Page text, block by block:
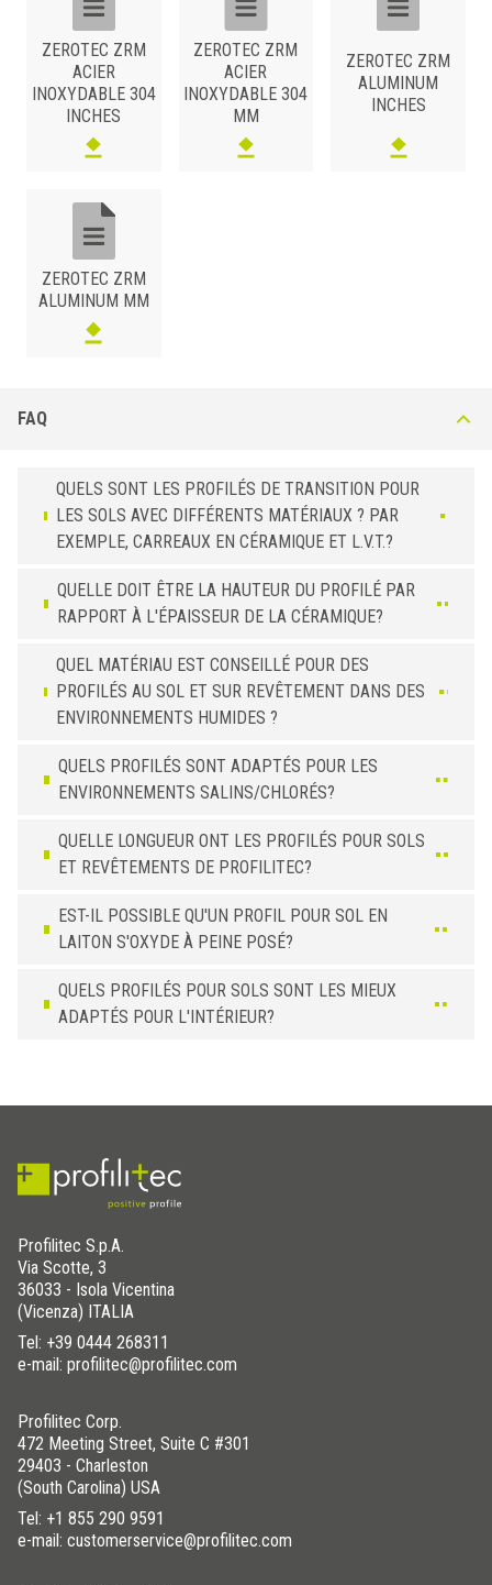
ZRM 80 AS
Argent
ZRM 100 AS
ZRM 125 AS
Argent
ZRM 100 ATSB Titane
ZEROTEC ZRM
ACIER
INOXYDABLE 304
INCHES
ZEROTEC ZRM
ACIER
INOXYDABLE 304
MM
ZEROTEC ZRM
ALUMINUM
INCHES
ZEROTEC ZRM
ALUMINUM MM
FAQ
QUELS SONT LES PROFILÉS DE TRANSITION POUR
LES SOLS AVEC DIFFÉRENTS MATÉRIAUX ? PAR
EXEMPLE, CARREAUX EN CÉRAMIQUE ET L.V.T.?
QUELLE DOIT ÊTRE LA HAUTEUR DU PROFILÉ PAR
RAPPORT À L'ÉPAISSEUR DE LA CÉRAMIQUE?
QUEL MATÉRIAU EST CONSEILLÉ POUR DES
PROFILÉS AU SOL ET SUR REVÊTEMENT DANS DES
ENVIRONNEMENTS HUMIDES ?
QUELS PROFILÉS SONT ADAPTÉS POUR LES
ENVIRONNEMENTS SALINS/CHLORÉS?
QUELLE LONGUEUR ONT LES PROFILÉS POUR SOLS
ET REVÊTEMENTS DE PROFILITEC?
EST-IL POSSIBLE QU'UN PROFIL POUR SOL EN
LAITON S'OXYDE À PEINE POSÉ?
QUELS PROFILÉS POUR SOLS SONT LES MIEUX
ADAPTÉS POUR L'INTÉRIEUR?
Profilitec S.p.A.
Via Scotte, 3
36033 - Isola Vicentina
(Vicenza) ITALIA
Tel: +39 0444 268311
e-mail: profilitec@profilitec.com
Profilitec Corp.
472 Meeting Street, Suite C #301
29403 - Charleston
(South Carolina) USA
Tel: +1 855 290 9591
e-mail: customerservice@profilitec.com